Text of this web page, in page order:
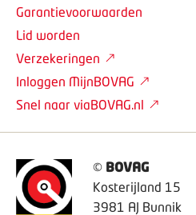
© BOVAG
Kosterijland 15
3981 AJ Bunnik
Garantievoorwaarden
Lid worden
Verzekeringen
Inloggen MijnBOVAG
Snel naar viaBOVAG.nl